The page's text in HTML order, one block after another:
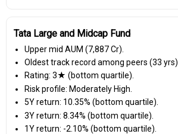
Tata Large and Midcap Fund
Upper mid AUM (₹7,887 Cr).
Oldest track record among peers (33 yrs).
Rating: 3★ (bottom quartile).
Risk profile: Moderately High.
5Y return: 10.35% (bottom quartile).
3Y return: 8.34% (bottom quartile).
1Y return: -2.10% (bottom quartile).